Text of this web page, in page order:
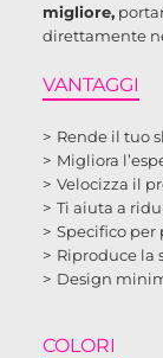
migliore,
direttamente
VANTAGGI
Rende il tuo
Migliora
Velocizza il
Ti aiuta a
Specifico per
Riproduce la
Design
COLORI